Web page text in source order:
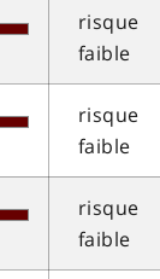
risque
faible
risque
faible
risque
faible